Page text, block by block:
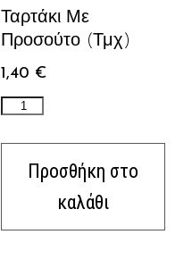
Ταρτάκι Με
Προσούτο (τμχ)
1,40 €
Προσθήκη στο
καλάθι